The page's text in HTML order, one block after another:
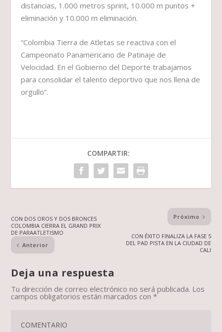
distancias, 1.000 metros sprint, 10.000 m puntos +
eliminación y 10.000 m eliminación.
“Colombia Tierra de Atletas se reactiva con el
Campeonato Panamericano de Patinaje de
Velocidad. En el Gobierno del Deporte trabajamos
para consolidar el talento deportivo que nos llena de
orgullo”.
COMPARTIR:
CON DOS OROS Y DOS BRONCES
COLOMBIA CIERRA EL GRAND PRIX
DE PARAATLETISMO
Anterior
Próximo
CON ÉXITO FINALIZA LA FASE 5
DEL PAD PISTA EN LA CIUDAD DE
CALI
Deja una respuesta
Tu dirección de correo electrónico no será publicada. Los
campos obligatorios están marcados con*